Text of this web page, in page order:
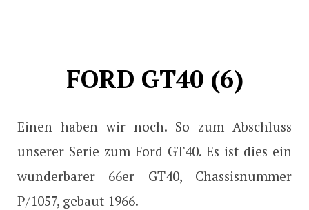
FORD GT40 (6)
Einen haben wir noch. So zum Abschluss
unserer Serie zum Ford GT40. Es ist dies ein
wunderbarer 66er GT40, Chassisnummer
P/1057, gebaut 1966.